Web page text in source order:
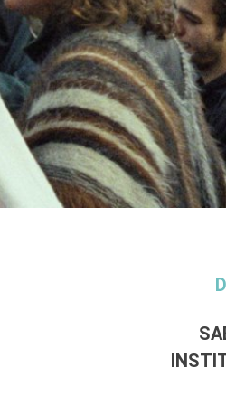
DELF DALF
Tout Public
biblioteca